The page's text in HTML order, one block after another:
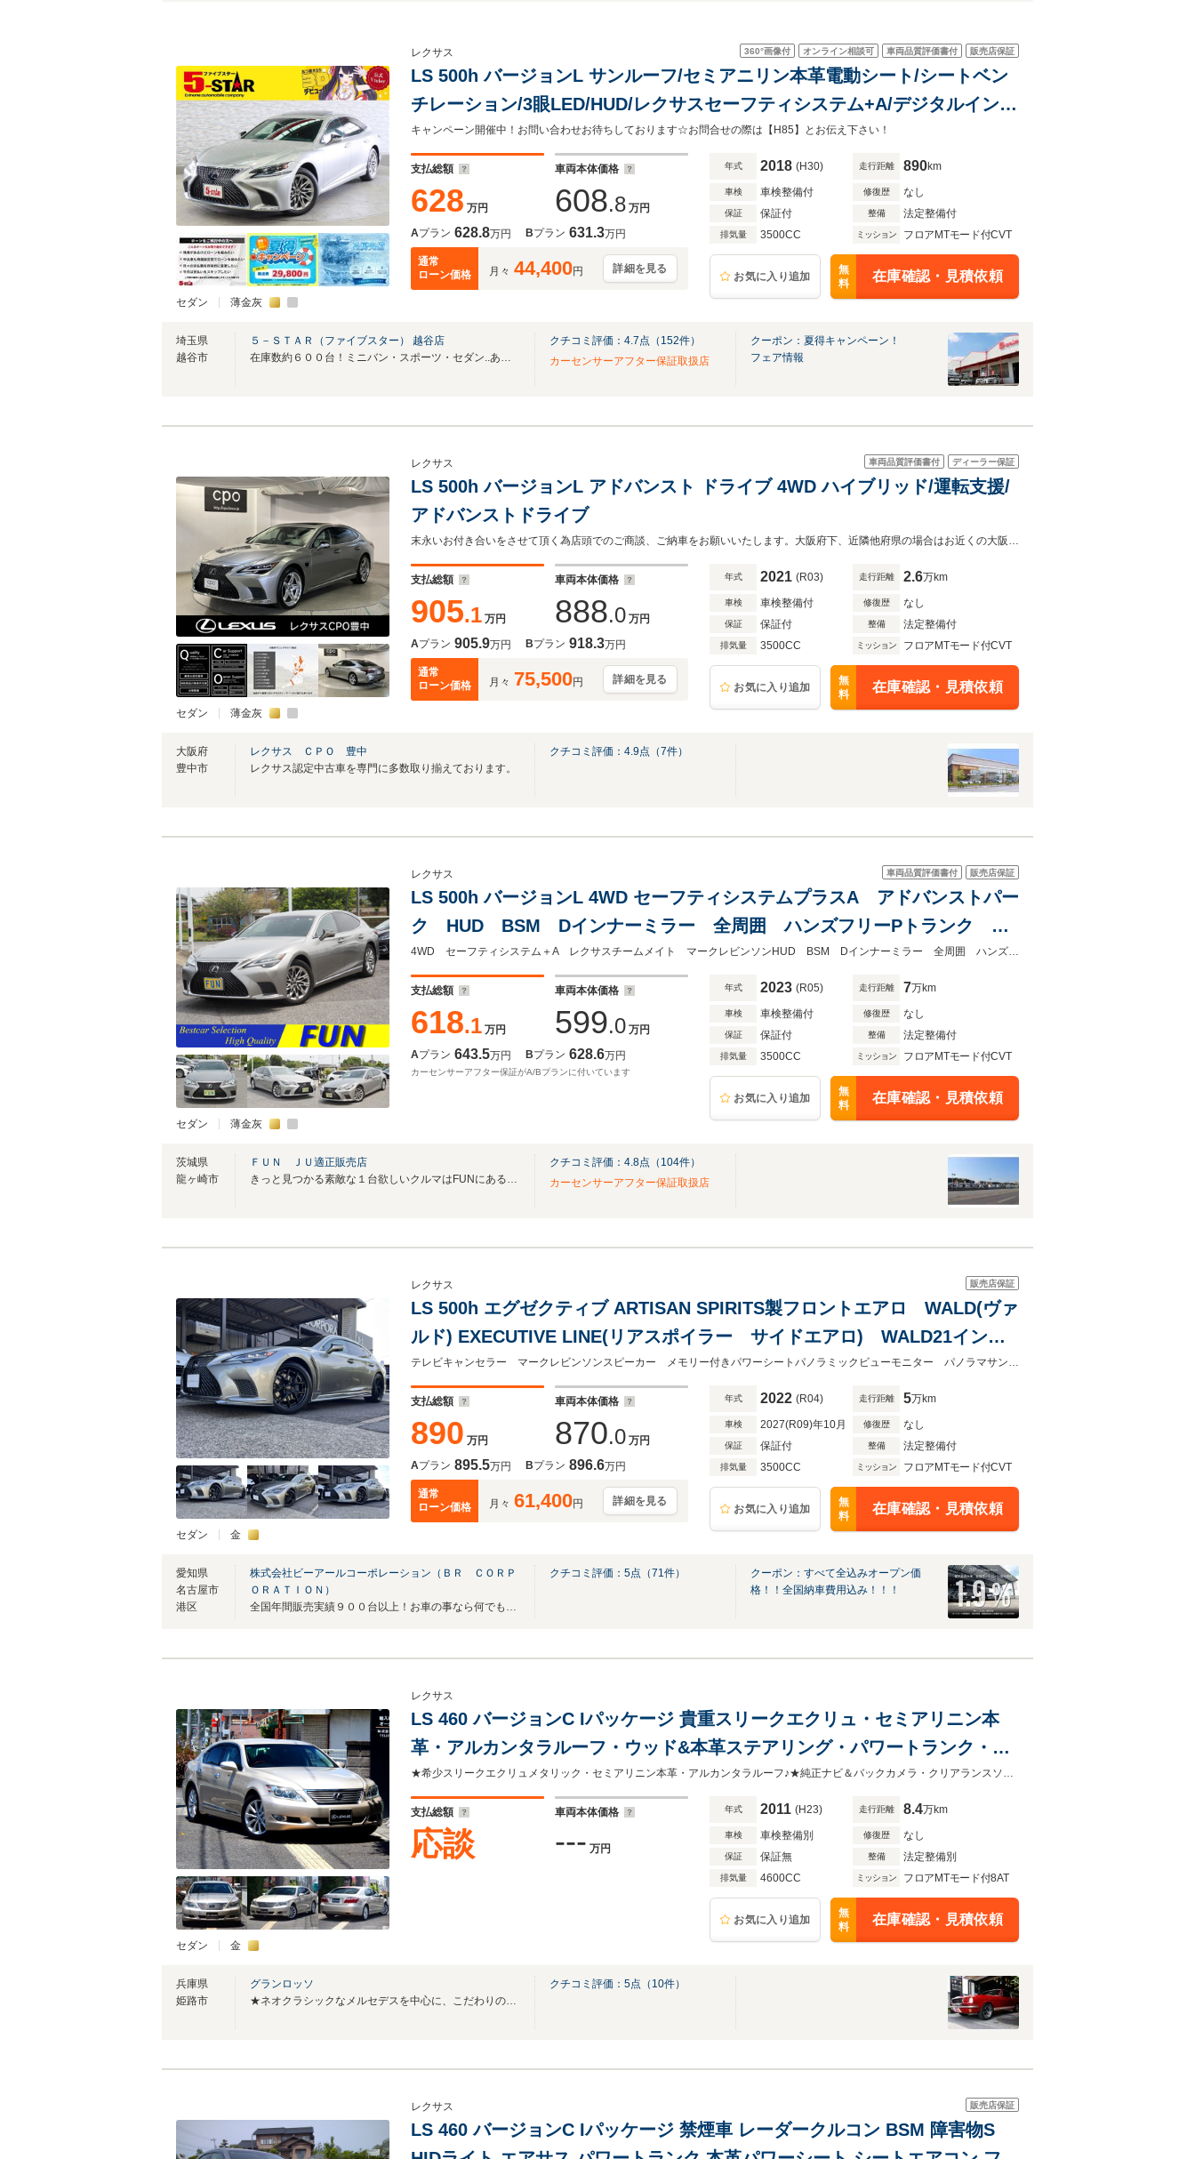
セダン 薄金灰
360°画像付 オンライン相談可 車両品質評価書付 販売店保証
レクサス
LS 500h バージョンL サンルーフ/セミアニリン本革電動シート/シートベン
チレーション/3眼LED/HUD/レクサスセーフティシステム+A/デジタルインナ
ーミラー/レーダークルコン/100V電源/アラウンドビューモニター
キャンペーン開催中！お問い合わせお待ちしております☆お問合せの際は【H85】とお伝え下さい！
支払総額
628 万円
車両本体価格
608.8 万円
Aプラン 628.8万円 Bプラン 631.3万円
通常
ローン価格
月々 44,400円 詳細を見る
年式 2018 (H30) 走行距離 890km
車検 車検整備付 修復歴 なし
保証 保証付 整備 法定整備付
排気量 3500CC ミッション フロアMTモード付CVT
お気に入り追加
無
料
在庫確認・見積依頼
埼玉県
越谷市
５－ＳＴＡＲ（ファイブスター） 越谷店
在庫数約６００台！ミニバン・スポーツ・セダン..あなたの「欲しい」が見つかります！
クチコミ評価： 4.7点（ 152件）
カーセンサーアフター保証取扱店
クーポン：夏得キャンペーン！
フェア情報
セダン 薄金灰
車両品質評価書付 ディーラー保証
レクサス
LS 500h バージョンL アドバンスト ドライブ 4WD ハイブリッド/運転支援/
アドバンストドライブ
末永いお付き合いをさせて頂く為店頭でのご商談、ご納車をお願いいたします。大阪府下、近隣他府県の場合はお近くの大阪トヨペット（株）同系列のレクサス店へのご紹介も承ります。
支払総額
905.1 万円
車両本体価格
888.0 万円
Aプラン 905.9万円 Bプラン 918.3万円
通常
ローン価格
月々 75,500円 詳細を見る
年式 2021 (R03) 走行距離 2.6万km
車検 車検整備付 修復歴 なし
保証 保証付 整備 法定整備付
排気量 3500CC ミッション フロアMTモード付CVT
お気に入り追加
無
料
在庫確認・見積依頼
大阪府
豊中市
レクサス ＣＰＯ 豊中
レクサス認定中古車を専門に多数取り揃えております。
クチコミ評価： 4.9点（7件）
セダン 薄金灰
車両品質評価書付 販売店保証
レクサス
LS 500h バージョンL 4WD セーフティシステムプラスA アドバンストパー
ク HUD BSM Dインナーミラー 全周囲 ハンズフリーPトランク マ
クレビ 12.3inディスプレイオーディオ+ 黒革シート リフレッシュシー
ト 1500W
4WD セーフティシステム＋A レクサスチームメイト マークレビンソンHUD BSM Dインナーミラー 全周囲 ハンズフリーPトランク 黒革シート リフレッシュシート 12.3型ナビ
支払総額
618.1 万円
車両本体価格
599.0 万円
Aプラン 643.5万円 Bプラン 628.6万円
カーセンサーアフター保証がA/Bプランに付いています
年式 2023 (R05) 走行距離 7万km
車検 車検整備付 修復歴 なし
保証 保証付 整備 法定整備付
排気量 3500CC ミッション フロアMTモード付CVT
お気に入り追加
無
料
在庫確認・見積依頼
茨城県
龍ヶ崎市
ＦＵＮ ＪＵ適正販売店
きっと見つかる素敵な１台欲しいクルマはFUNにあるバイヤーお薦めの厳選ラインナップ
クチコミ評価： 4.8点（ 104件）
カーセンサーアフター保証取扱店
セダン 金
販売店保証
レクサス
LS 500h エグゼクティブ ARTISAN SPIRITS製フロントエアロ WALD(ヴァ
ルド) EXECUTIVE LINE(リアスポイラー サイドエアロ) WALD21インチ
アルミホイール 探知機レーダー リアエンターテイメント デジタルイン
ナーミラー 取説 スペア
テレビキャンセラー マークレビンソンスピーカー メモリー付きパワーシートパノラミックビューモニター パノラマサンルーフ シートヒーター ベンチレーション
支払総額
890 万円
車両本体価格
870.0 万円
Aプラン 895.5万円 Bプラン 896.6万円
通常
ローン価格
月々 61,400円 詳細を見る
年式 2022 (R04) 走行距離 5万km
車検 2027(R09)年10月 修復歴 なし
保証 保証付 整備 法定整備付
排気量 3500CC ミッション フロアMTモード付CVT
お気に入り追加
無
料
在庫確認・見積依頼
愛知県
名古屋市
港区
株式会社ビーアールコーポレーション（ＢＲ ＣＯＲＰ
ＯＲＡＴＩＯＮ）
全国年間販売実績９００台以上！お車の事なら何でもお任せ下さい！お気軽にどうぞ！！
クチコミ評価： 5点（71件）
クーポン：すべて全込みオープン価
格！！全国納車費用込み！！！
セダン 金
レクサス
LS 460 バージョンC Iパッケージ 貴重スリークエクリュ・セミアリニン本
革・アルカンタラルーフ・ウッド&本革ステアリング・パワートランク・純
正ナビ&TV・クリアランスソナー・バックカメラ・純正コーナーポール
★希少スリークエクリュメタリック・セミアリニン本革・アルカンタラルーフ♪★純正ナビ＆バックカメラ・クリアランスソナー・純正コーナーポール・パワートランクリッド
支払総額
応談
車両本体価格
--- 万円
年式 2011 (H23) 走行距離 8.4万km
車検 車検整備別 修復歴 なし
保証 保証無 整備 法定整備別
排気量 4600CC ミッション フロアMTモード付8AT
お気に入り追加
無
料
在庫確認・見積依頼
兵庫県
姫路市
グランロッソ
★ネオクラシックなメルセデスを中心に、こだわりの名車をお届け致します♪
クチコミ評価： 5点（ 10件）
販売店保証
レクサス
LS 460 バージョンC Iパッケージ 禁煙車 レーダークルコン BSM 障害物S